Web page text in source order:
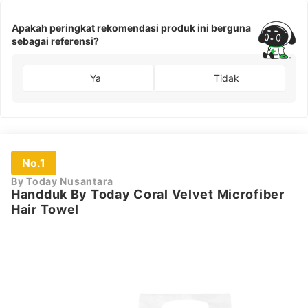
Apakah peringkat rekomendasi produk ini berguna
sebagai referensi?
Ya Tidak
No.1
By Today Nusantara
Handduk By Today Coral Velvet Microfiber
Hair Towel